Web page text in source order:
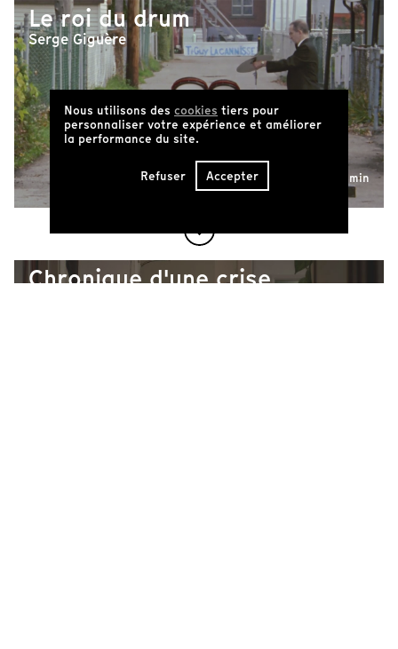
Le roi du drum
Serge Giguère
54 min
Chronique d'une crise
Nous utilisons des cookies tiers pour
personnaliser votre expérience et améliorer
la performance du site.
Refuser Accepter